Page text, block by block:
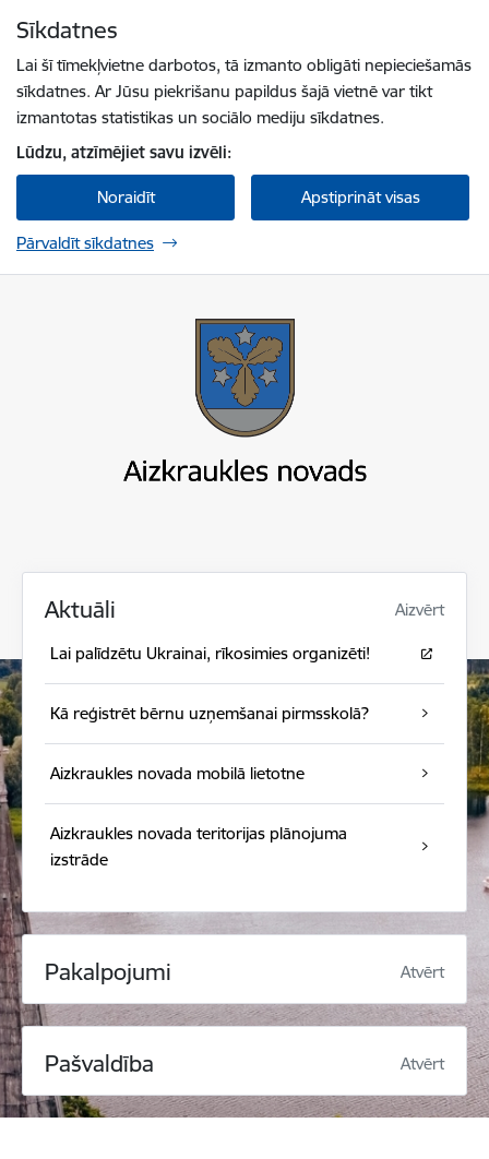
Sīkdatnes
Lai šī tīmekļvietne darbotos, tā izmanto obligāti nepieciešamās
sīkdatnes. Ar Jūsu piekrišanu papildus šajā vietnē var tikt
izmantotas statistikas un sociālo mediju sīkdatnes.
Lūdzu, atzīmējiet savu izvēli:
Noraidīt Apstiprināt visas
Pārvaldīt sīkdatnes
Aktuāli Aizvērt
Lai palīdzētu Ukrainai, rīkosimies organizēti!
Kā reģistrēt bērnu uzņemšanai pirmsskolā?
Aizkraukles novada mobilā lietotne
Aizkraukles novada teritorijas plānojuma
izstrāde
Pakalpojumi Atvērt
Pašvaldība Atvērt